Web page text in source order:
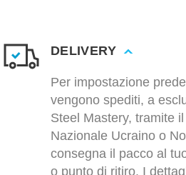
DELIVERY
Per impostazione
vengono spediti, a
Steel Mastery, tramite
Nazionale Ucraino o
consegna il pacco al
o punto di ritiro. I